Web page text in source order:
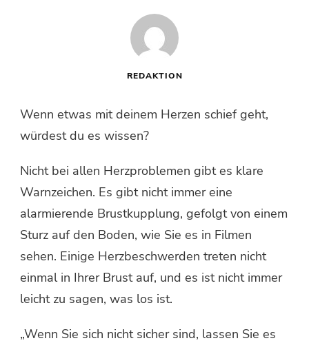
REDAKTION
Wenn etwas mit deinem Herzen schief geht,
würdest du es wissen?
Nicht bei allen Herzproblemen gibt es klare
Warnzeichen. Es gibt nicht immer eine
alarmierende Brustkupplung, gefolgt von einem
Sturz auf den Boden, wie Sie es in Filmen
sehen. Einige Herzbeschwerden treten nicht
einmal in Ihrer Brust auf, und es ist nicht immer
leicht zu sagen, was los ist.
„Wenn Sie sich nicht sicher sind, lassen Sie es